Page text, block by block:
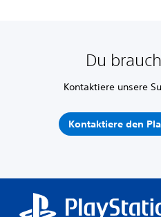
Du
Kontaktiere unsere
Kontaktiere den